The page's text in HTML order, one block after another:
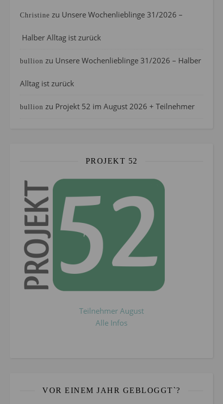
Christine zu Unsere Wochenlieblinge 31/2026 –
Halber Alltag ist zurück
bullion zu Unsere Wochenlieblinge 31/2026 – Halber
Alltag ist zurück
bullion zu Projekt 52 im August 2026 + Teilnehmer
PROJEKT 52
Teilnehmer August
Alle Infos
VOR EINEM JAHR GEBLOGGT`?